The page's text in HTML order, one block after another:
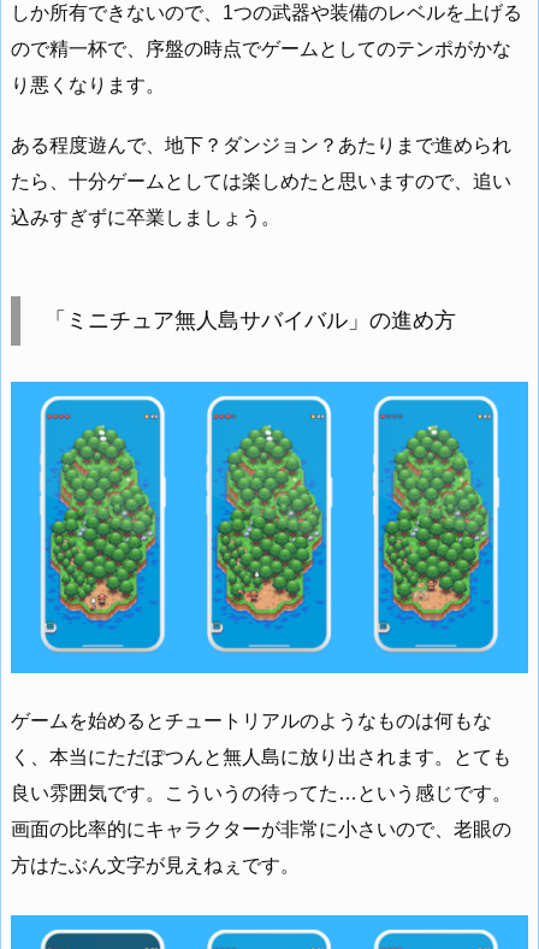
しか所有できないので、1つの武器や装備のレベルを上げる
ので精一杯で、序盤の時点でゲームとしてのテンポがかな
り悪くなります。
ある程度遊んで、地下？ダンジョン？あたりまで進められ
たら、十分ゲームとしては楽しめたと思いますので、追い
込みすぎずに卒業しましょう。
「ミニチュア無人島サバイバル」の進め方
ゲームを始めるとチュートリアルのようなものは何もな
く、本当にただぽつんと無人島に放り出されます。とても
良い雰囲気です。こういうの待ってた…という感じです。
画面の比率的にキャラクターが非常に小さいので、老眼の
方はたぶん文字が見えねぇです。